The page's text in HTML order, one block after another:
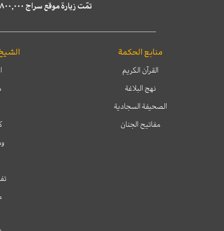
تمّت زيارة موقع سراج ٤,٨٠٠,٠٠٠ مرة خلال الستة أشهر الماضية، كما ظهر في نتائج البحث في محركات البحث٢٢,٢٩٠,٠٠٠ مرّة.
منابع الحكمة
القرآن الكريم
نهج البلاغة
الصحيفة السجادية
مفاتيح الجنان